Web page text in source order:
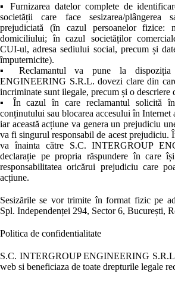
▪ Furnizarea datelor complete de
societății care face sesizarea/plângerea
prejudiciată (în cazul persoanelor fizice:
domiciliului; în cazul societăților
CUI-ul, adresa sediului social, precum și
împuternicite).
▪ Reclamantul va pune la dispoziția
ENGINEERING S.R.L. dovezi clare din
incriminate sunt ilegale, precum și o descriere
▪ În cazul în care reclamantul solicită în
conținutului sau blocarea accesului în
iar această acțiune va genera un prejudiciu
va fi singurul responsabil de acest prejudiciu.
va înainta către S.C. INTERGROUP
declarație pe propria răspundere în care
responsabilitatea oricărui prejudiciu care
acțiune.
Sesizările se vor trimite în format fizic pe
Spl. Independenței 294, Sector 6, București,
Politica de confidentialitate
S.C. INTERGROUP ENGINEERING S.R.L.
web si beneficiaza de toate drepturile legale